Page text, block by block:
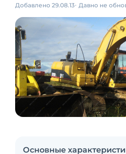
Добавлено 29.08.13 Давно не
Основные